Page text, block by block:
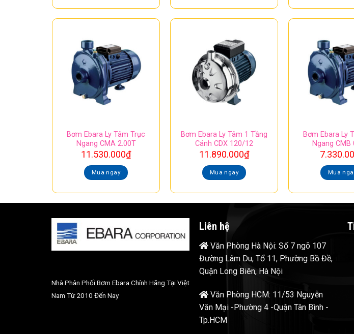
Bơm Ebara Ly Tâm Trục
Ngang CMA 2.00T
11.530.000₫
Mua ngay
Bơm Ebara Ly Tâm 1 Tầng
Cánh CDX 120/12
11.890.000₫
Mua ngay
Bơm Ebara Ly
Ngang CMB
Mua
Nhà Phân Phối Bơm Ebara Chính Hãng Tại Việt
Nam Từ 2010 Đến Nay
Liên hệ
Văn Phòng Hà Nội: Số 7 ngõ 107
Đường Lâm Du, Tổ 11, Phường Bồ Đề,
Quận Long Biên, Hà Nội
Văn Phòng HCM: 11/53 Nguyễn
Văn Mại -Phường 4 -Quận Tân Bình -
Tp.HCM